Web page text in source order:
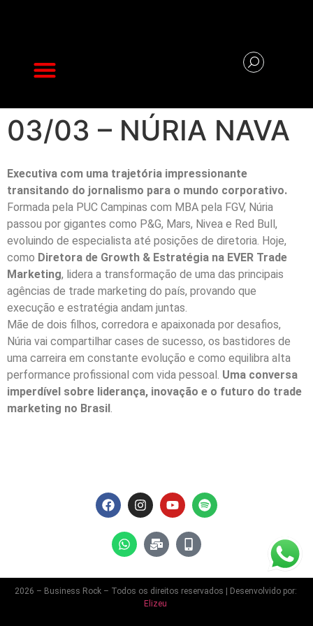
03/03 – NÚRIA NAVA
Executiva com uma trajetória impressionante
transitando do jornalismo para o mundo corporativo.
Formada pela PUC Campinas com MBA pela FGV, Núria
passou por gigantes como P&G, Mars, Nivea e Red Bull,
evoluindo de especialista até posições de diretoria. Hoje,
como Diretora de Growth & Estratégia na EVER Trade
Marketing, lidera a transformação de uma das principais
agências de trade marketing do país, provando que
execução e estratégia andam juntas.
Mãe de dois filhos, corredora e apaixonada por desafios,
Núria vai compartilhar cases de sucesso, os bastidores de
uma carreira em constante evolução e como equilibra alta
performance profissional com vida pessoal. Uma conversa
imperdível sobre liderança, inovação e o futuro do trade
marketing no Brasil.
2026 – Business Rock – Todos os direitos reservados | Desenvolvido por:
Elizeu